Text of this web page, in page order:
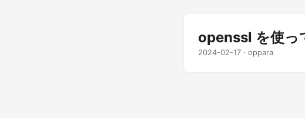
openssl を使っ
2024-02-17 · oppara